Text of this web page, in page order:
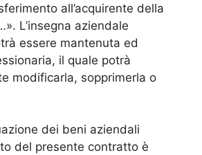
all’acquirente della
L’insegna aziendale
essere mantenuta ed
il quale potrà
modificarla, sopprimerla o
dei beni aziendali
del presente contratto è